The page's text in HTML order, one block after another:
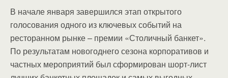
В начале января завершился этап открытого
голосования одного из ключевых событий на
ресторанном рынке – премии «Столичный банкет».
По результатам новогоднего сезона корпоративов и
частных мероприятий был сформирован шорт-лист